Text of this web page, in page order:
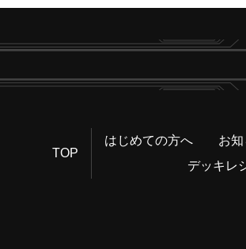
TOP
はじめての方へ
お
デッキレ